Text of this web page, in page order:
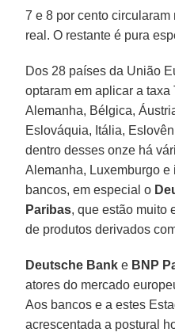
7 e 8 por cento
real. O restante é pura
Dos 28 países da União
optaram em aplicar a
Alemanha, Bélgica,
Eslováquia, Itália,
dentro desses onze há
Alemanha, Luxemburgo
bancos, em especial o
Paribas, que estão muito
de produtos derivados
Deutsche Banke BNP
atores do mercado
Aos bancos e a estes
acrescentada a postural